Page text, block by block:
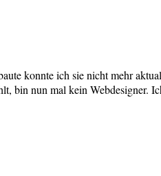
konnte ich sie nicht mehr
bin nun mal kein Webdesigner.